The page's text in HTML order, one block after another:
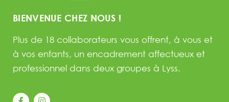
BIENVENUE CHEZ NOUS !
Plus de 18 collaborateurs vous offrent, à vous et
à vos enfants, un encadrement affectueux et
professionnel dans deux groupes à Lyss.